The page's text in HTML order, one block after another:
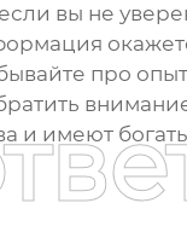
вы не
про
и имеют